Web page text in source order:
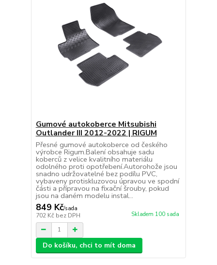
Gumové autokoberce Mitsubishi
Outlander III 2012-2022 | RIGUM
Přesné gumové autokoberce od českého
výrobce Rigum.Balení obsahuje sadu
koberců z velice kvalitního materiálu
odolného proti opotřebení.Autorohože jsou
snadno udržovatelné bez podílu PVC,
vybaveny protiskluzovou úpravou ve spodní
části a přípravou na fixační šrouby, pokud
jsou na daném modelu instal...
849 Kč/sada
702 Kč bez DPH Skladem 100 sada
Do košíku, chci to mít doma